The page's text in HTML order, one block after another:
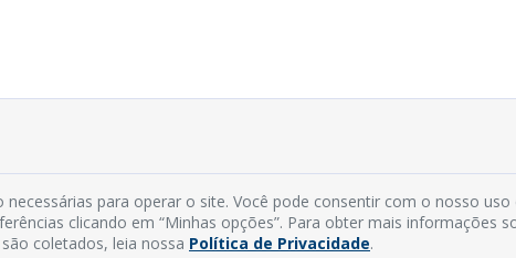
para operar o site. Você pode consentir com o nosso uso
clicando em “Minhas opções”. Para obter mais informações
coletados, leia nossa Política de Privacidade.